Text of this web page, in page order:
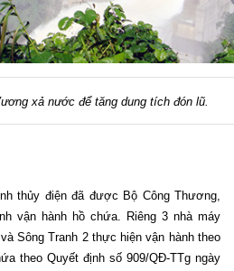
xả nước để tăng dung tích đón lũ.
thủy điện đã được Bộ Công Thương,
vận hành hồ chứa. Riêng 3 nhà máy
Sông Tranh 2 thực hiện vận hành theo
theo Quyết định số 909/QĐ-TTg ngày